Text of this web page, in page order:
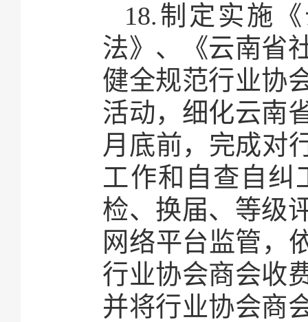
18.制定实施
法》、《云南省
健全规范行业协
活动，细化云南
月底前，完成对
工作和自查自纠
检、换届、等级
网络平台监管，
行业协会商会收
并将行业协会商